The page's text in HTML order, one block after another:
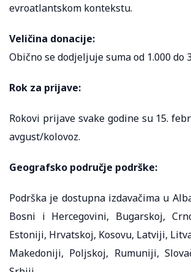
evroatlantskom kontekstu.
Veličina donacije:
Obično se dodjeljuje suma od 1.000 do
Rok za prijave:
Rokovi prijave svake godine su 15.
avgust/kolovoz.
Geografsko područje podrške:
Podrška je dostupna izdavačima u
Bosni i Hercegovini, Bugarskoj,
Estoniji, Hrvatskoj, Kosovu, Latviji,
Makedoniji, Poljskoj, Rumuniji,